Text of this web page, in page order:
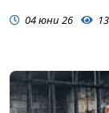
04 юни 26